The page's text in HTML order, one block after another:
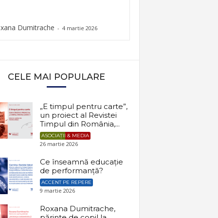
Dumitrache - 4 martie 2026
CELE MAI POPULARE
„E timpul pentru carte”,
un proiect al Revistei
Timpul din România,...
ASOCIAȚII & MEDIA
26 martie 2026
Ce înseamnă educație
de performanță?
ACCENT PE REPERE
9 martie 2026
Roxana Dumitrache,